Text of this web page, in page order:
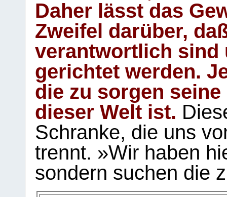
Daher lässt das
Zweifel darüber,
verantwortlich sind
gerichtet werden.
die zu sorgen
dieser Welt ist.
Schranke, die uns
trennt. »Wir haben
sondern suchen die